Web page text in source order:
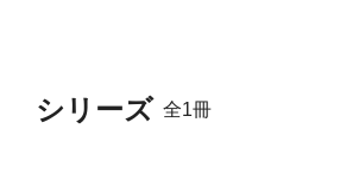
シリーズ 全1冊